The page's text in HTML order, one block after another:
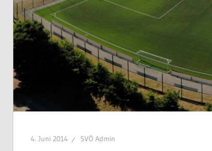
4. Juni 2014 SVÖ Admin